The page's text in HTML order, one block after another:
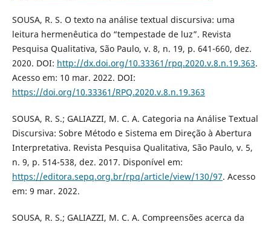
SOUSA, R. S. O texto na análise textual discursiva: uma
leitura hermenêutica do “tempestade de luz”. Revista
Pesquisa Qualitativa, São Paulo, v. 8, n. 19, p. 641-660, dez.
2020. DOI: http://dx.doi.org/10.33361/rpq.2020.v.8.n.19.363.
Acesso em: 10 mar. 2022. DOI:
https://doi.org/10.33361/RPQ.2020.v.8.n.19.363
SOUSA, R. S.; GALIAZZI, M. C. A. Categoria na Análise Textual
Discursiva: Sobre Método e Sistema em Direção à Abertura
Interpretativa. Revista Pesquisa Qualitativa, São Paulo, v. 5,
n. 9, p. 514-538, dez. 2017. Disponível em:
https://editora.sepq.org.br/rpq/article/view/130/97. Acesso
em: 9 mar. 2022.
SOUSA, R. S.; GALIAZZI, M. C. A. Compreensões acerca da